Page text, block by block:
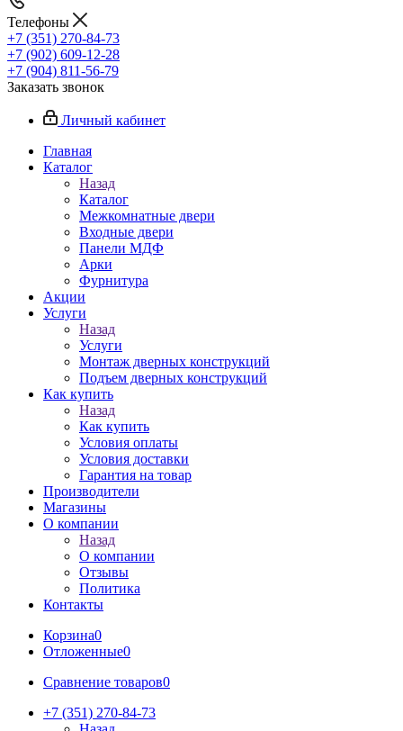
Телефоны
+7 (351) 270-84-73
+7 (902) 609-12-28
+7 (904) 811-56-79
Заказать звонок
Личный кабинет
Главная
Каталог
Назад
Каталог
Межкомнатные двери
Входные двери
Панели МДФ
Арки
Фурнитура
Акции
Услуги
Назад
Услуги
Монтаж дверных конструкций
Подъем дверных конструкций
Как купить
Назад
Как купить
Условия оплаты
Условия доставки
Гарантия на товар
Производители
Магазины
О компании
Назад
О компании
Отзывы
Политика
Контакты
Корзина0
Отложенные0
Сравнение товаров0
+7 (351) 270-84-73